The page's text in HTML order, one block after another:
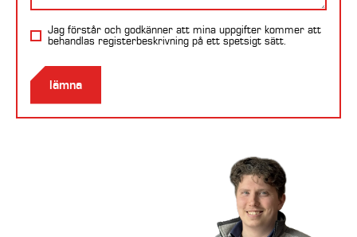
Jag förstår och godkänner att mina uppgifter kommer att
behandlas registerbeskrivning på ett spetsigt sätt.